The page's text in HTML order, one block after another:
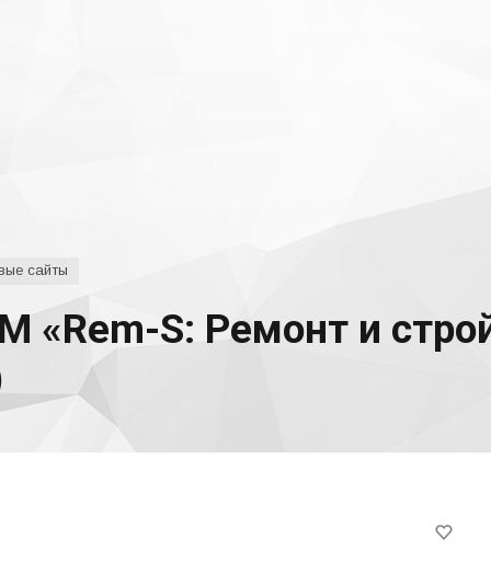
сайты
«Rem-S: Ремонт и